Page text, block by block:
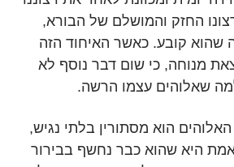
החזק והמושלם של הבורא,
שהוא קובע. כאשר האיחוד הזה
מנוחה, כי שום דבר נוסף לא
שאלוהים עצמו הרשה.
הוא מסתורין בלתי נגיש,
היא שהוא כבר נחשף בבירור